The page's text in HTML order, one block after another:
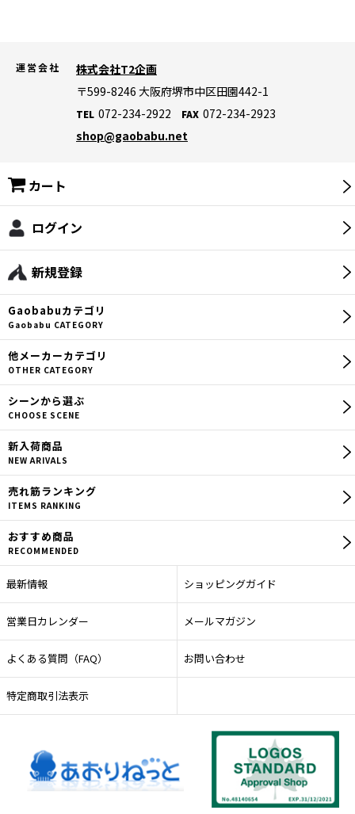
運営会社
株式会社T2企画
〒599-8246 大阪府堺市中区田園442-1
TEL 072-234-2922 FAX 072-234-2923
shop@gaobabu.net
新規登録
ログイン
カート
Gaobabuカテゴリ
Gaobabu CATEGORY
他メーカーカテゴリ
OTHER CATEGORY
シーンから選ぶ
CHOOSE SCENE
新入荷商品
NEW ARIVALS
売れ筋ランキング
ITEMS RANKING
おすすめ商品
RECOMMENDED
最新情報 ショッピングガイド
営業日カレンダー メールマガジン
よくある質問（FAQ） お問い合わせ
特定商取引法表示